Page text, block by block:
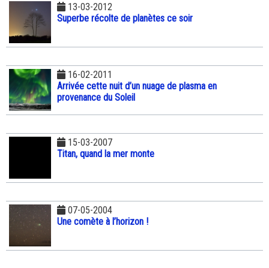
13-03-2012
Superbe récolte de planètes ce soir
16-02-2011
Arrivée cette nuit d’un nuage de plasma en
provenance du Soleil
15-03-2007
Titan, quand la mer monte
07-05-2004
Une comète à l’horizon !